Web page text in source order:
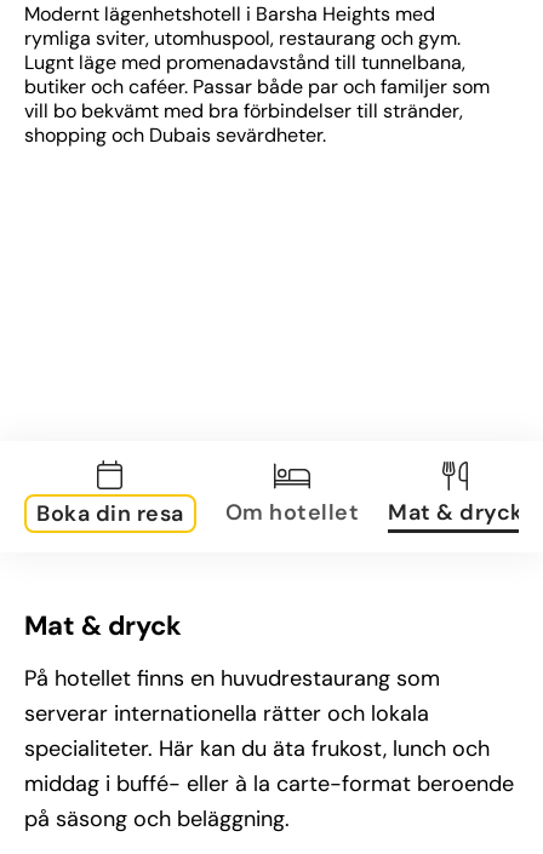
Modernt lägenhetshotell i Barsha Heights med
rymliga sviter, utomhuspool, restaurang och gym.
Lugnt läge med promenadavstånd till tunnelbana,
butiker och caféer. Passar både par och familjer som
vill bo bekvämt med bra förbindelser till stränder,
shopping och Dubais sevärdheter.
Boka din resa Om hotellet Mat & dryck
Mat & dryck
På hotellet finns en huvudrestaurang som
serverar internationella rätter och lokala
specialiteter. Här kan du äta frukost, lunch och
middag i buffé- eller à la carte-format beroende
på säsong och beläggning.